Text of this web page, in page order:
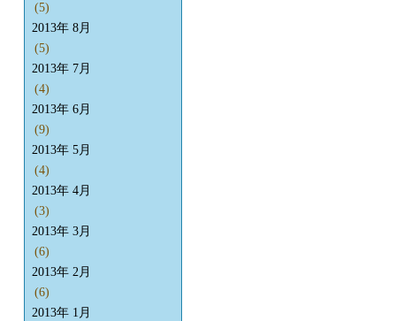
(5)
2013年 8月
(5)
2013年 7月
(4)
2013年 6月
(9)
2013年 5月
(4)
2013年 4月
(3)
2013年 3月
(6)
2013年 2月
(6)
2013年 1月